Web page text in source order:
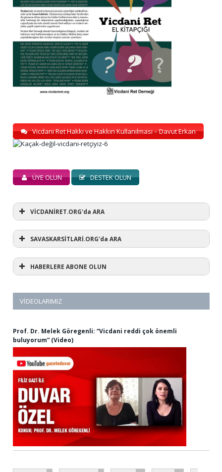
Vicdani Ret Hakkı ve Hakkın Kullanılması – Davut Erkan
ÜYE OLUN DESTEK OLUN
VİCDANİRET.ORG'da ARA
SAVASKARSİTLARİ.ORG'da ARA
HABERLERE ABONE OLUN
VIDEOLARIMIZ
Prof. Dr. Melek Göregenli: “Vicdani reddi çok önemli
buluyorum” (Video)